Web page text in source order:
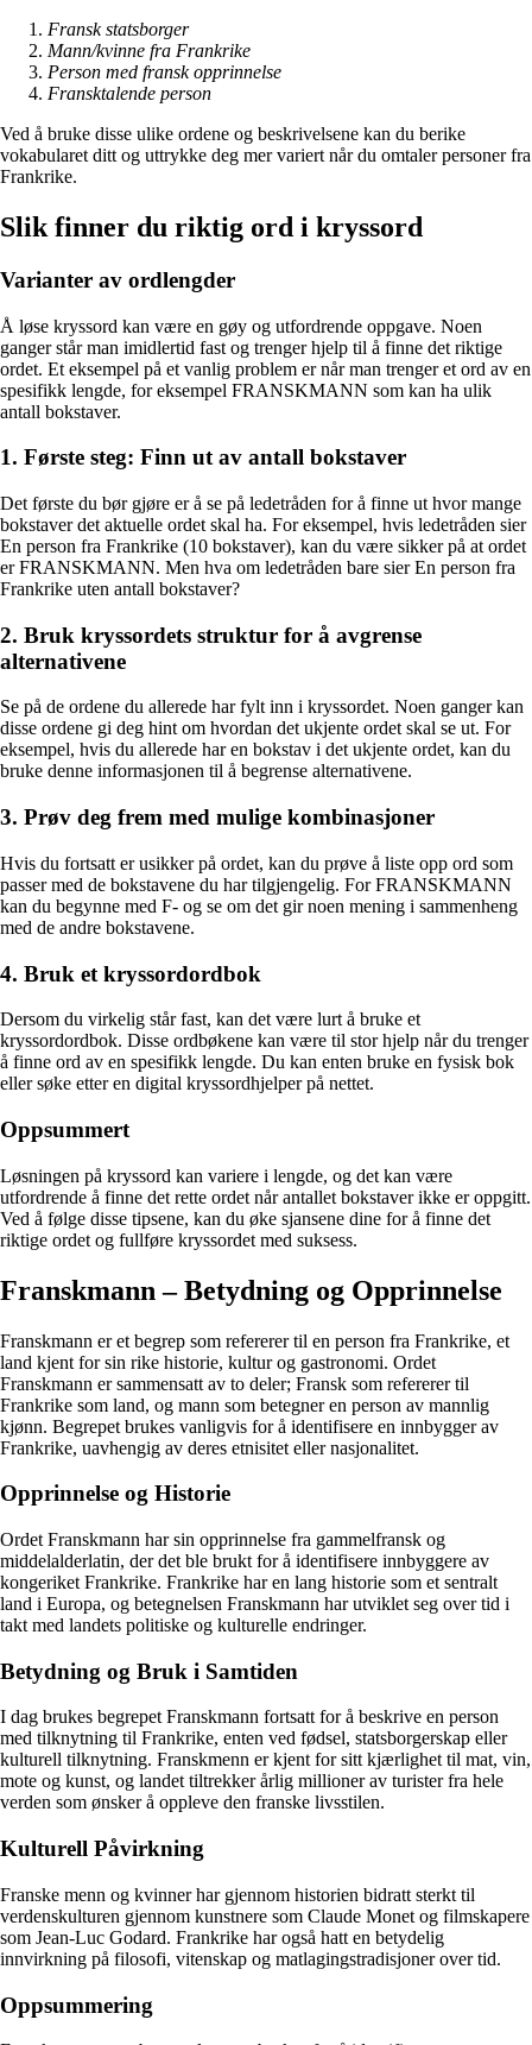
Fransk statsborger
Mann/kvinne fra Frankrike
Person med fransk opprinnelse
Fransktalende person
Ved å bruke disse ulike ordene og beskrivelsene kan du berike
vokabularet ditt og uttrykke deg mer variert når du omtaler personer fra
Frankrike.
Slik finner du riktig ord i kryssord
Varianter av ordlengder
Å løse kryssord kan være en gøy og utfordrende oppgave. Noen
ganger står man imidlertid fast og trenger hjelp til å finne det riktige
ordet. Et eksempel på et vanlig problem er når man trenger et ord av en
spesifikk lengde, for eksempel FRANSKMANN som kan ha ulik
antall bokstaver.
1. Første steg: Finn ut av antall bokstaver
Det første du bør gjøre er å se på ledetråden for å finne ut hvor mange
bokstaver det aktuelle ordet skal ha. For eksempel, hvis ledetråden sier
En person fra Frankrike (10 bokstaver), kan du være sikker på at ordet
er FRANSKMANN. Men hva om ledetråden bare sier En person fra
Frankrike uten antall bokstaver?
2. Bruk kryssordets struktur for å avgrense
alternativene
Se på de ordene du allerede har fylt inn i kryssordet. Noen ganger kan
disse ordene gi deg hint om hvordan det ukjente ordet skal se ut. For
eksempel, hvis du allerede har en bokstav i det ukjente ordet, kan du
bruke denne informasjonen til å begrense alternativene.
3. Prøv deg frem med mulige kombinasjoner
Hvis du fortsatt er usikker på ordet, kan du prøve å liste opp ord som
passer med de bokstavene du har tilgjengelig. For FRANSKMANN
kan du begynne med F- og se om det gir noen mening i sammenheng
med de andre bokstavene.
4. Bruk et kryssordordbok
Dersom du virkelig står fast, kan det være lurt å bruke et
kryssordordbok. Disse ordbøkene kan være til stor hjelp når du trenger
å finne ord av en spesifikk lengde. Du kan enten bruke en fysisk bok
eller søke etter en digital kryssordhjelper på nettet.
Oppsummert
Løsningen på kryssord kan variere i lengde, og det kan være
utfordrende å finne det rette ordet når antallet bokstaver ikke er oppgitt.
Ved å følge disse tipsene, kan du øke sjansene dine for å finne det
riktige ordet og fullføre kryssordet med suksess.
Franskmann – Betydning og Opprinnelse
Franskmann er et begrep som refererer til en person fra Frankrike, et
land kjent for sin rike historie, kultur og gastronomi. Ordet
Franskmann er sammensatt av to deler; Fransk som refererer til
Frankrike som land, og mann som betegner en person av mannlig
kjønn. Begrepet brukes vanligvis for å identifisere en innbygger av
Frankrike, uavhengig av deres etnisitet eller nasjonalitet.
Opprinnelse og Historie
Ordet Franskmann har sin opprinnelse fra gammelfransk og
middelalderlatin, der det ble brukt for å identifisere innbyggere av
kongeriket Frankrike. Frankrike har en lang historie som et sentralt
land i Europa, og betegnelsen Franskmann har utviklet seg over tid i
takt med landets politiske og kulturelle endringer.
Betydning og Bruk i Samtiden
I dag brukes begrepet Franskmann fortsatt for å beskrive en person
med tilknytning til Frankrike, enten ved fødsel, statsborgerskap eller
kulturell tilknytning. Franskmenn er kjent for sitt kjærlighet til mat, vin,
mote og kunst, og landet tiltrekker årlig millioner av turister fra hele
verden som ønsker å oppleve den franske livsstilen.
Kulturell Påvirkning
Franske menn og kvinner har gjennom historien bidratt sterkt til
verdenskulturen gjennom kunstnere som Claude Monet og filmskapere
som Jean-Luc Godard. Frankrike har også hatt en betydelig
innvirkning på filosofi, vitenskap og matlagingstradisjoner over tid.
Oppsummering